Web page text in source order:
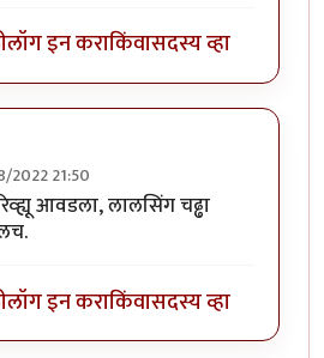
लॉग इन कराकिंवासदस्य व्हा
2022 21:50
आवडला, लालसिंग चढ्ढा
लॉग इन कराकिंवासदस्य व्हा